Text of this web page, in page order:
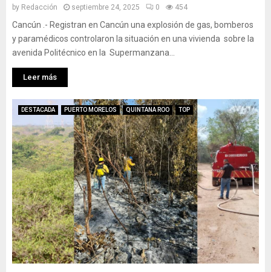
by Redacción septiembre 24, 2025 0 454
Cancún .- Registran en Cancún una explosión de gas, bomberos
y paramédicos controlaron la situación en una vivienda sobre la
avenida Politécnico en la Supermanzana...
Leer más
DESTACADA PUERTO MORELOS QUINTANA ROO TOP